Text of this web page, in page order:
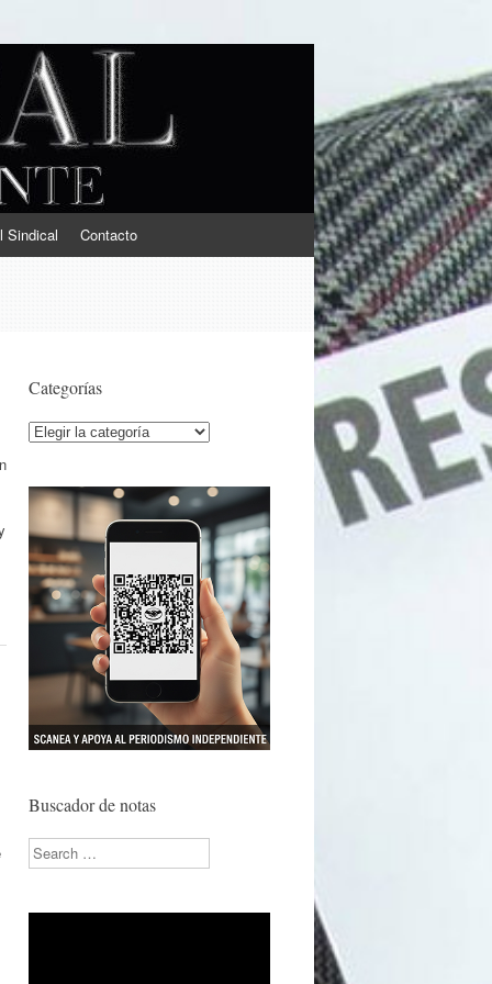
Sindical Contacto
Categorías
Categorías
Buscador de notas
Search